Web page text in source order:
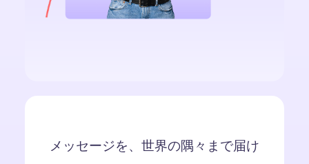
メッセージを、世界の隅々まで届け